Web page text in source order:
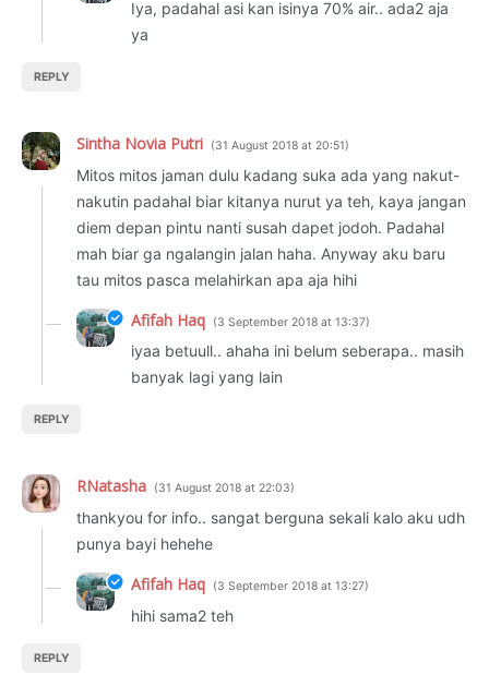
REPLY
Iya, padahal asi kan isinya 70% air.. ada2 aja
ya
Sintha Novia Putri 31 August 2018 at 20:51
Mitos mitos jaman dulu kadang suka ada yang nakut-
nakutin padahal biar kitanya nurut ya teh, kaya jangan
diem depan pintu nanti susah dapet jodoh. Padahal
mah biar ga ngalangin jalan haha. Anyway aku baru
tau mitos pasca melahirkan apa aja hihi
REPLY
Afifah Haq 3 September 2018 at 13:37
iyaa betuull.. ahaha ini belum seberapa.. masih
banyak lagi yang lain
RNatasha 31 August 2018 at 22:03
thankyou for info.. sangat berguna sekali kalo aku udh
punya bayi hehehe
REPLY
Afifah Haq 3 September 2018 at 13:27
hihi sama2 teh